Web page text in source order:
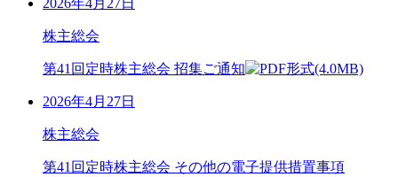
2026年4月27日
株主総会
第41回定時株主総会 招集ご通知 (4.0MB)
2026年4月27日
株主総会
第41回定時株主総会 その他の電子提供措置事項